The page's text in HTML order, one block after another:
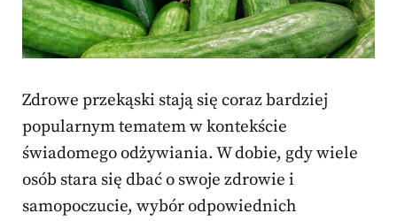
Zdrowe przekąski stają się coraz bardziej
popularnym tematem w kontekście
świadomego odżywiania. W dobie, gdy wiele
osób stara się dbać o swoje zdrowie i
samopoczucie, wybór odpowiednich